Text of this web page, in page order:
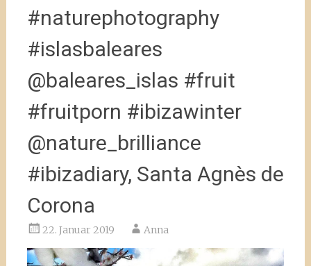
#naturephotography
#islasbaleares
@baleares_islas #fruit
#fruitporn #ibizawinter
@nature_brilliance
#ibizadiary, Santa Agnès de
Corona
22. Januar 2019 Anna